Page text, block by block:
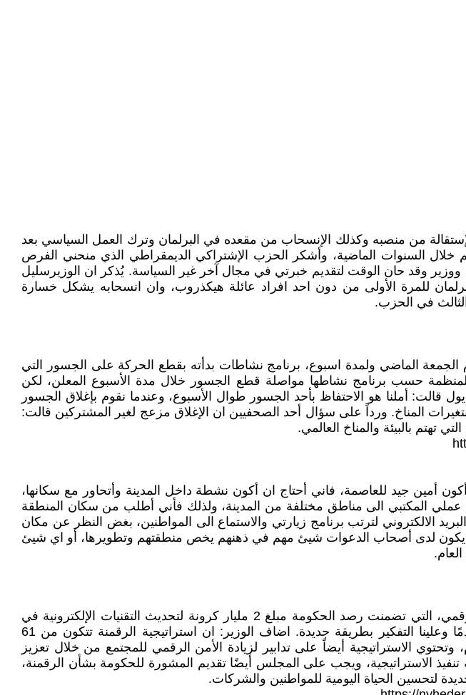
من منصبه وكذلك الإنسحاب من مقعده في البرلمان وترك العمل السياسي بعد
خلال السنوات الماضية، وأشكر الحزب الإشتراكي الديمقراطي الذي منحني الفرص
وقد حان الوقت لتقديم خبرتي في مجال آخر غير السياسة. يُذكر ان الوزيرسليل
للمرة الأولى من دون احد افراد عائلة هيكذروب، وان انسحابه يشكل خسارة
في الحزب.
الجمعة الماضي ولمدة اسبوع، برنامج نشاطات بدأته بقطع الحركة على الجسور التي
حسب برنامج نشاطها مواصلة قطع الجسور خلال مدة الأسبوع المعلن، لكن
أملنا هو الاحتفاظ بأحد الجسور طوال الأسبوع، وعندما نقوم بإغلاق الجسور
المناخ. ورداً على سؤال أحد الصحفيين ان الإغلاق مزعج لغير المشتركين قالت:
بالبيئة والمناخ العالمي.
جيد للعاصمة، فاني أحتاج ان أكون نشطة داخل المدينة وأتحاور مع سكانها،
المكتبي الى مناطق مختلفة من المدينة، ولذلك فأني أطلب من سكان المنطقة
الالكتروني لترتب برنامج زيارتي والاستماع الى المواطنين، بغض النظر عن مكان
يكون لدى أصحاب الدعوات شيئ مهم في ذهنهم يخص منطقتهم وتطويرها، أو اي شيئ
أعلن وزير المالية في مؤتمر صحفي يوم الخميس الماضي عن تطوير استراتيجية التحديث الرقمي، التي تضمنت رصد الحكومة مبلغ 2 مليار كرونة لتحديث التقنيات الإلكترونية في
مجالات مختلفة، وقال ايضاً: لدينا في الدنمارك نقطة انطلاق جيدة حقاً، لكن علينا المضي قدمًا وعلينا التفكير بطريقة جديدة. اضاف الوزير: ان استراتيجية الرقمنة تتكون من 61
الاستراتيجية أيضاً على تدابير لزيادة الأمن الرقمي للمجتمع من خلال تعزيز
الاستراتيجية، ويجب على المجلس أيضًا تقديم المشورة للحكومة بشأن الرقمنة،
لتحسين الحياة اليومية للمواطنين والشركات.